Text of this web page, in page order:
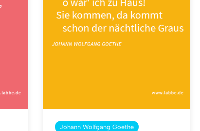
Johann Wolfgang Goethe